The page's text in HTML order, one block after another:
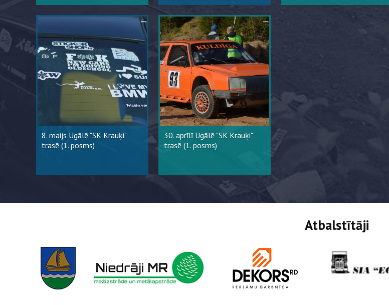
8. maijs Ugālē "SK Krauķi"
trasē (1. posms)
30. aprīlī Ugālē "SK Krauķi"
trasē (1. posms)
Atbalstītāji